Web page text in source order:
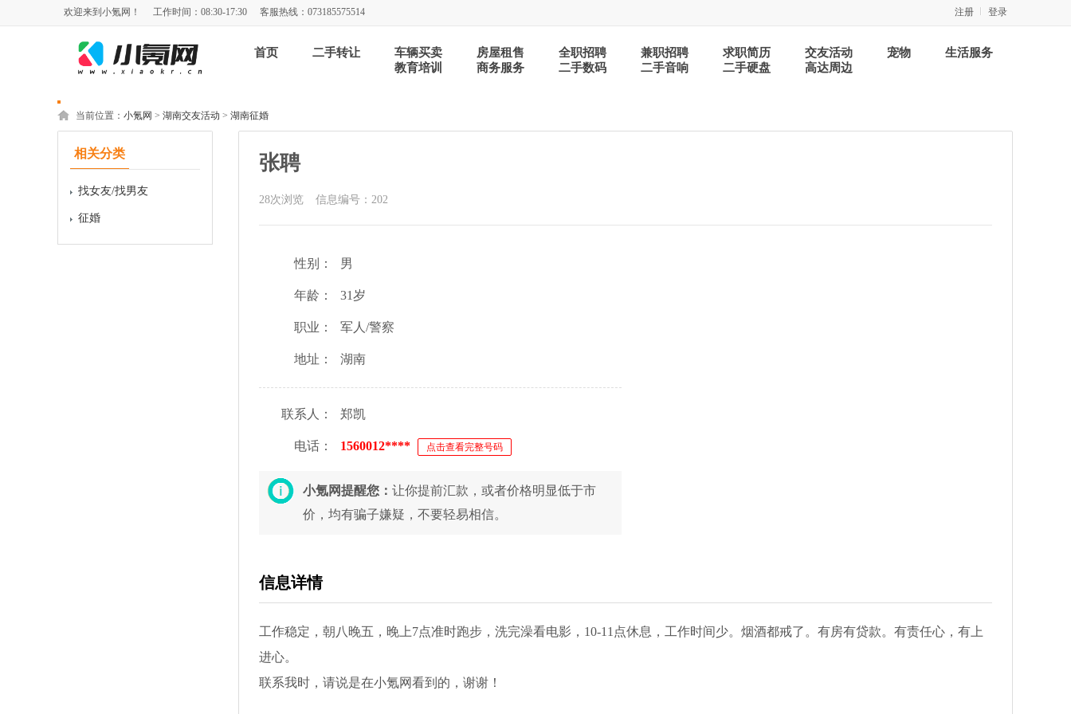
欢迎来到小氪网！ 工作时间：08:30-17:30 客服热线：073185575514 登录
注册
首页 二手转让 车辆买卖 房屋租售 全职招聘 兼职招聘 求职简历 交友活动 宠物
生活服务
教育培训
商务服务 二手数码 二手音响 二手硬盘 高达周边
当前位置： 小氪网 > 湖南交友活动 > 湖南征婚
张聘
28次浏览 信息编号：202
性别： 男
年龄： 31岁
职业： 军人/警察
地址： 湖南
联系人： 郑凯
电话： 1560012**** 点击查看完整号码
小氪网提醒您： 让你提前汇款，或者价格明显低于市
价，均有骗子嫌疑，不要轻易相信。
信息详情
工作稳定，朝八晚五，晚上7点准时跑步，洗完澡看电影，10-11点休息，工作时间少。烟酒都戒了。有房有贷款。有责任心，有上
进心。
联系我时，请说是在小氪网看到的，谢谢！
相关分类
找女友/找男友
征婚